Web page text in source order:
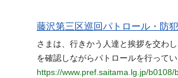
藤沢第三区巡回パトロール・防
さまは、行きかう人達と挨拶を交わ
を確認しながらパトロールを行って
https://www.pref.saitama.lg.jp/b0108/